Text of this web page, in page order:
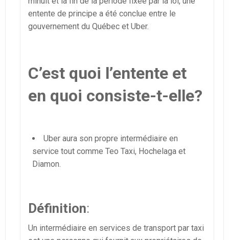
entente de principe a été conclue entre le
gouvernement du Québec et Uber.
C’est quoi l’entente et
en quoi consiste-t-elle?
Uber aura son propre intermédiaire en
service tout comme Teo Taxi, Hochelaga et
Diamon.
Définition:
Un intermédiaire en services de transport par taxi